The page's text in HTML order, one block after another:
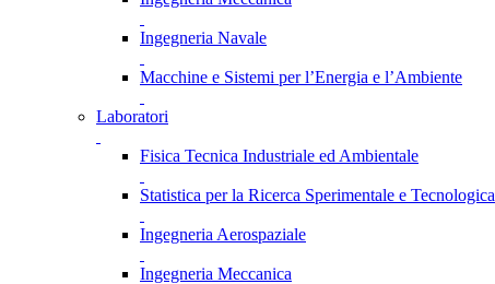
Ingegneria Navale
Macchine e Sistemi per l’Energia e l’Ambiente
Laboratori
Fisica Tecnica Industriale ed Ambientale
Statistica per la Ricerca Sperimentale e Tecnologica
Ingegneria Aerospaziale
Ingegneria Meccanica